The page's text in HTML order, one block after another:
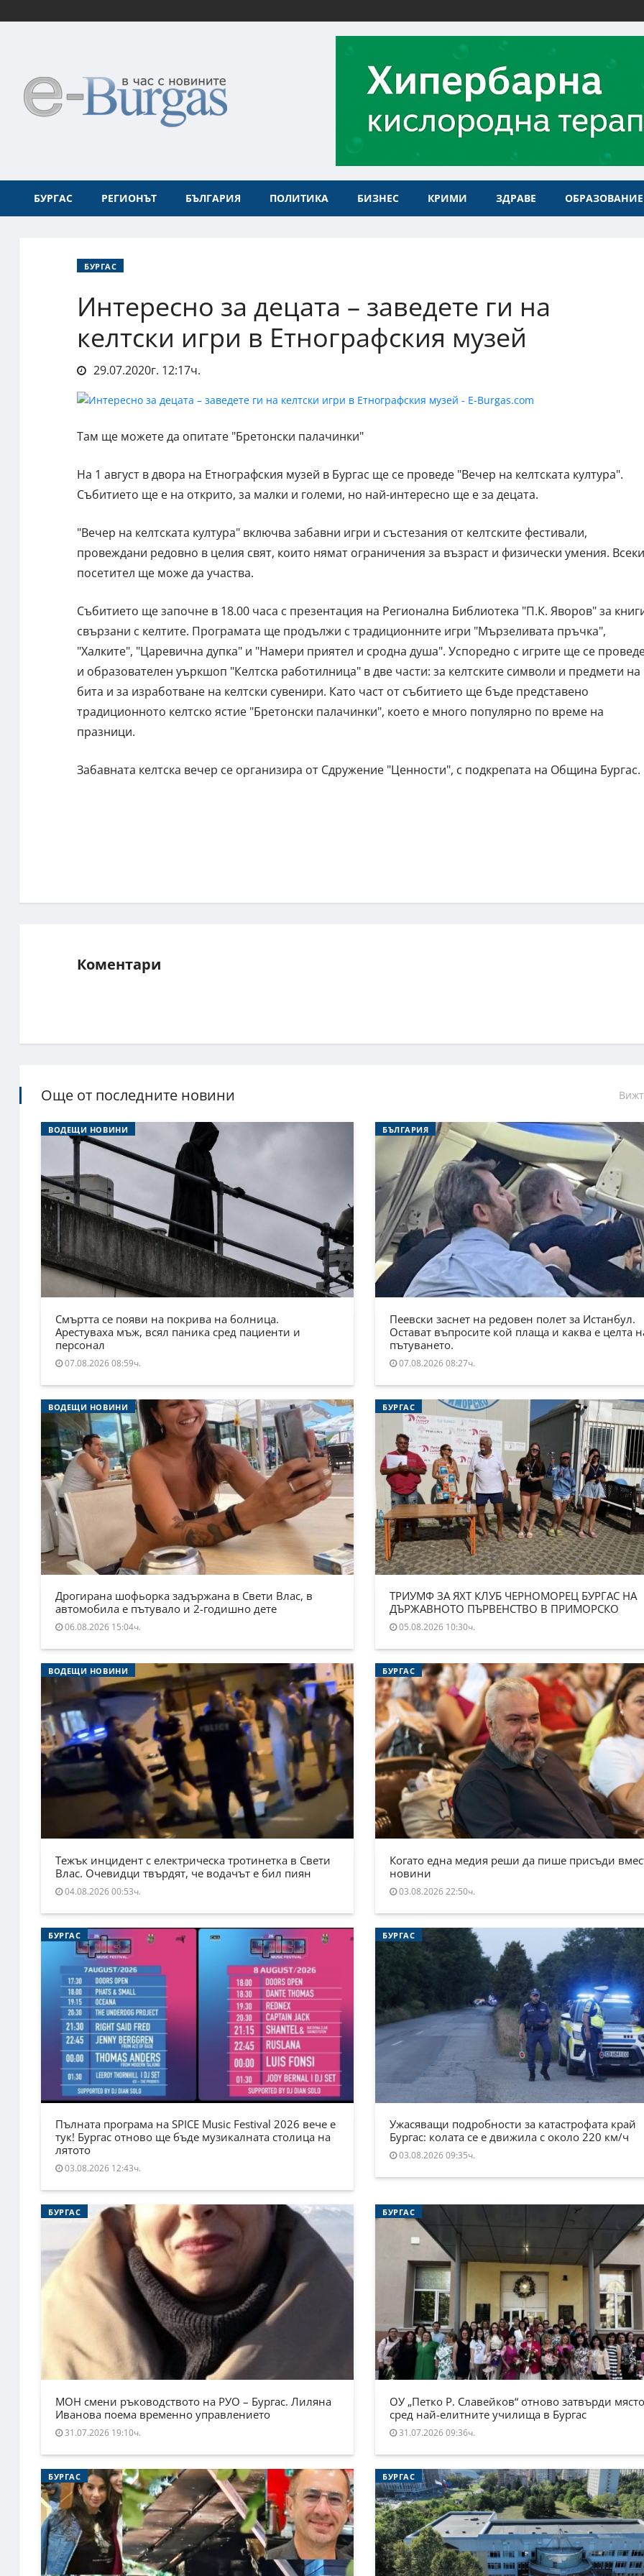
БУРГАС РЕГИОНЪТ БЪЛГАРИЯ ПОЛИТИКА БИЗНЕС КРИМИ ЗДРАВЕ ОБРАЗОВАНИЕ
БУРГАС
Интересно за децата – заведете ги на
келтски игри в Етнографския музей
29.07.2020г. 12:17ч.
Там ще можете да опитате "Бретонски палачинки"
На 1 август в двора на Етнографския музей в Бургас ще се проведе "Вечер на келтската култура".
Събитието ще е на открито, за малки и големи, но най-интересно ще е за децата.
"Вечер на келтската култура" включва забавни игри и състезания от келтските фестивали,
провеждани редовно в целия свят, които нямат ограничения за възраст и физически умения. Всеки
посетител ще може да участва.
Събитието ще започне в 18.00 часа с презентация на Регионална Библиотека "П.К. Яворов" за
свързани с келтите. Програмата ще продължи с традиционните игри "Мързеливата пръчка",
"Халките", "Царевична дупка" и "Намери приятел и сродна душа". Успоредно с игрите ще се
и образователен уъркшоп "Келтска работилница" в две части: за келтските символи и предмети на
бита и за изработване на келтски сувенири. Като част от събитието ще бъде представено
традиционното келтско ястие "Бретонски палачинки", което е много популярно по време на
празници.
Забавната келтска вечер се организира от Сдружение "Ценности", с подкрепата на Община Бургас.
Коментари
Още от последните новини
ВОДЕЩИ НОВИНИ
Смъртта се появи на покрива на болница.
Арестуваха мъж, всял паника сред пациенти и
персонал
07.08.2026 08:59ч.
БЪЛГАРИЯ
Пеевски заснет на редовен полет за Истанбул.
Остават въпросите кой плаща и каква е целта
пътуването.
07.08.2026 08:27ч.
ВОДЕЩИ НОВИНИ
Дрогирана шофьорка задържана в Свети Влас, в
автомобила е пътувало и 2-годишно дете
06.08.2026 15:04ч.
БУРГАС
ТРИУМФ ЗА ЯХТ КЛУБ ЧЕРНОМОРЕЦ БУРГАС НА
ДЪРЖАВНОТО ПЪРВЕНСТВО В ПРИМОРСКО
05.08.2026 10:30ч.
ВОДЕЩИ НОВИНИ
Тежък инцидент с електрическа тротинетка в Свети
Влас. Очевидци твърдят, че водачът е бил пиян
04.08.2026 00:53ч.
БУРГАС
Когато една медия реши да пише присъди
новини
03.08.2026 22:50ч.
БУРГАС
Пълната програма на SPICE Music Festival 2026 вече е
тук! Бургас отново ще бъде музикалната столица на
лятото
03.08.2026 12:43ч.
БУРГАС
Ужасяващи подробности за катастрофата край
Бургас: колата се е движила с около 220 км/ч
03.08.2026 09:35ч.
БУРГАС
МОН смени ръководството на РУО – Бургас. Лиляна
Иванова поема временно управлението
31.07.2026 19:10ч.
БУРГАС
ОУ „Петко Р. Славейков“ отново затвърди
сред най-елитните училища в Бургас
31.07.2026 09:36ч.
БУРГАС БУРГАС